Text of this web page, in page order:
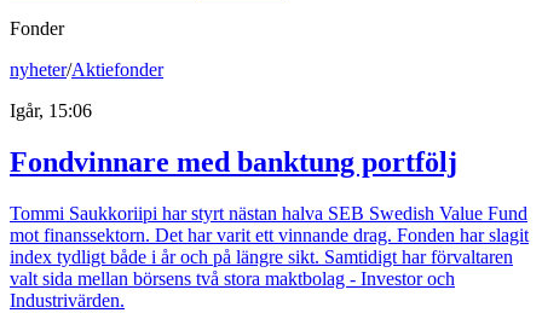
Fonder
nyheter/Aktiefonder
Igår, 15:06
Fondvinnare med banktung portfölj
Tommi Saukkoriipi har styrt nästan halva SEB Swedish Value Fund
mot finanssektorn. Det har varit ett vinnande drag. Fonden har slagit
index tydligt både i år och på längre sikt. Samtidigt har förvaltaren
valt sida mellan börsens två stora maktbolag - Investor och
Industrivärden.